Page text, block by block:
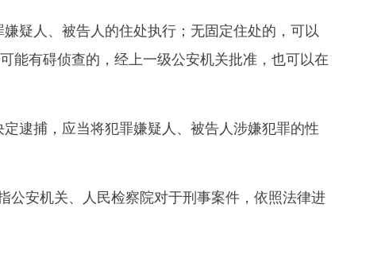
疑人、被告人的住处执行；无固定住处的，可以
能有碍侦查的，经上一级公安机关批准，也可以在
逮捕，应当将犯罪嫌疑人、被告人涉嫌犯罪的性
安机关、人民检察院对于刑事案件，依照法律进